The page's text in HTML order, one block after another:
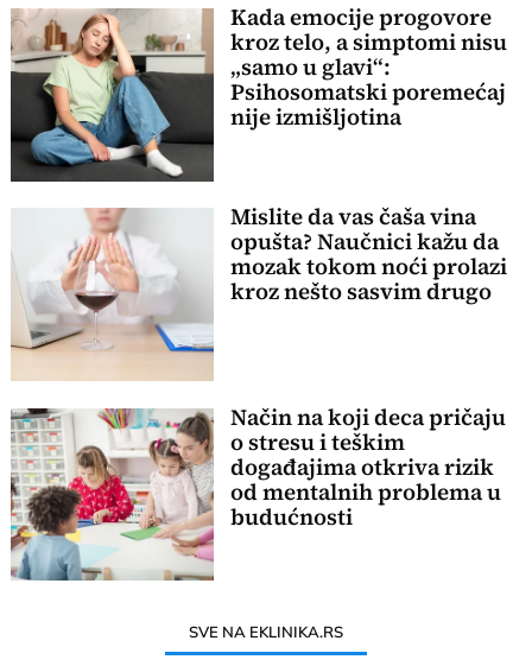
Kada emocije progovore
kroz telo, a simptomi nisu
„samo u glavi“:
Psihosomatski poremećaj
nije izmišljotina
Mislite da vas čaša vina
opušta? Naučnici kažu da
mozak tokom noći prolazi
kroz nešto sasvim drugo
Način na koji deca pričaju
o stresu i teškim
događajima otkriva rizik
od mentalnih problema u
budućnosti
SVE NA EKLINIKA.RS